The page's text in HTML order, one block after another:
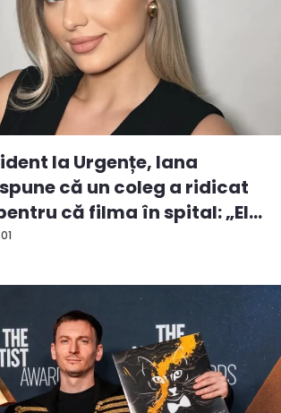
la Urgențe, Iana
că un coleg a ridicat
că filma în spital: „El